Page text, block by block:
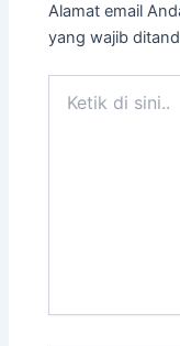
Alamat email
yang wajib